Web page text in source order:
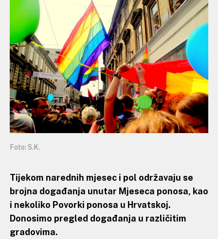
Tijekom narednih mjesec i pol održavaju se
brojna događanja unutar Mjeseca ponosa, kao
i nekoliko Povorki ponosa u Hrvatskoj.
Donosimo pregled događanja u različitim
gradovima.
Foto: S.K.